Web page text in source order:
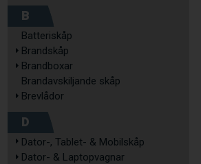
B
Batteriskåp
Brandskåp
Brandboxar
Brandavskiljande skåp
Brevlådor
D
Dator-, Tablet- & Mobilskåp
Dator- & Laptopvagnar